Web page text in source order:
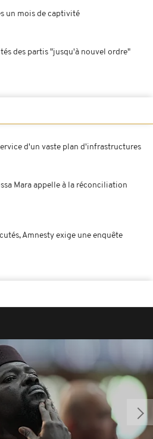
un mois de captivité
des partis "jusqu'à nouvel ordre"
d'un vaste plan d'infrastructures
Mara appelle à la réconciliation
Amnesty exige une enquête